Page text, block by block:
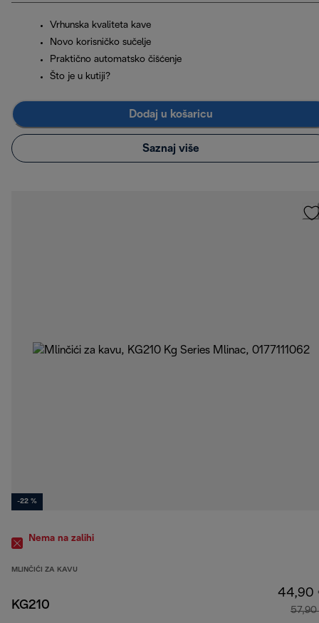
Vrhunska kvaliteta kave
Novo korisničko sučelje
Praktično automatsko čišćenje
Što je u kutiji?
Dodaj u košaricu
Saznaj više
-22 %
Nema na zalihi
MLINČIĆI ZA KAVU
KG210
44,90